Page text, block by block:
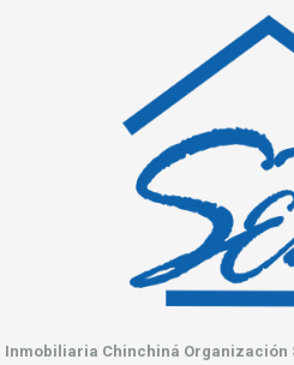
Inmobiliaria Chinchiná Organización